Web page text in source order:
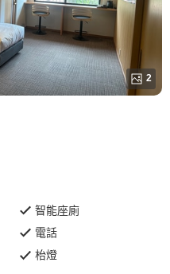
2
智能座廁
電話
枱燈